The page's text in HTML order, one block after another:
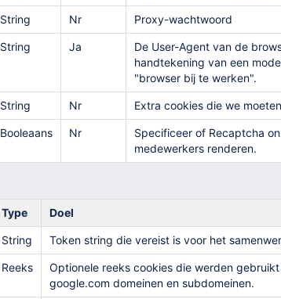
String Nr Proxy-wachtwoord
String Ja
De User-Agent van de
handtekening van een
"browser bij te werken".
String Nr Extra cookies die we
Booleaans Nr
Specificeer of Recaptcha
medewerkers renderen.
Type Doel
String Token string die vereist is voor het
Reeks
Optionele reeks cookies die werden
google.com domeinen en subdomeinen.